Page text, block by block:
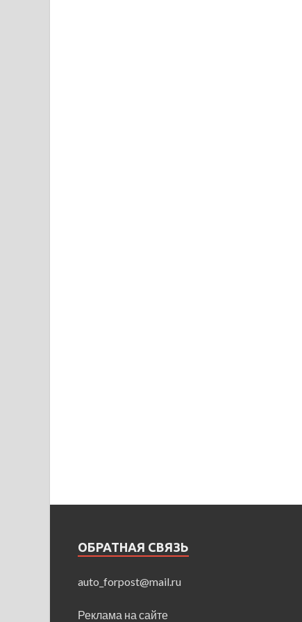
ОБРАТНАЯ СВЯЗЬ
auto_forpost@mail.ru
Реклама на сайте